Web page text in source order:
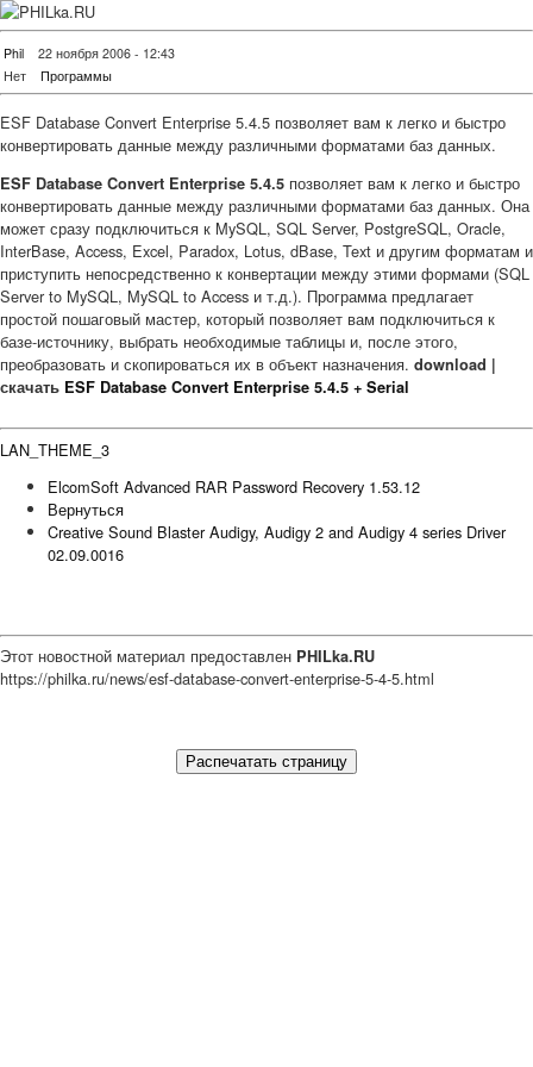
Phil
22 ноября 2006 - 12:43
Нет
Программы
ESF Database Convert Enterprise 5.4.5 позволяет вам к легко и быстро
конвертировать данные между различными форматами баз данных.
ESF Database Convert Enterprise 5.4.5 позволяет вам к легко и быстро
конвертировать данные между различными форматами баз данных. Она
может сразу подключиться к MySQL, SQL Server, PostgreSQL, Oracle,
InterBase, Access, Excel, Paradox, Lotus, dBase, Text и другим форматам и
приступить непосредственно к конвертации между этими формами (SQL
Server to MySQL, MySQL to Access и т.д.). Программа предлагает
простой пошаговый мастер, который позволяет вам подключиться к
базе-источнику, выбрать необходимые таблицы и, после этого,
преобразовать и скопироваться их в объект назначения. download |
скачать ESF Database Convert Enterprise 5.4.5 + Serial
LAN_THEME_3
ElcomSoft Advanced RAR Password Recovery 1.53.12
Вернуться
Creative Sound Blaster Audigy, Audigy 2 and Audigy 4 series Driver
02.09.0016
Этот новостной материал предоставлен PHILka.RU
https://philka.ru/news/esf-database-convert-enterprise-5-4-5.html
Распечатать страницу